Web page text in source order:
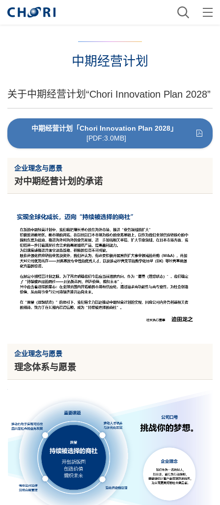
中期经营计划
关于中期经营计划“Chori Innovation Plan 2028”
中期经营计划「Chori Innovation Plan 2028」
[PDF:3.0MB]
企业理念与愿景
对中期经营计划的承诺
企业理念与愿景
理念体系与愿景